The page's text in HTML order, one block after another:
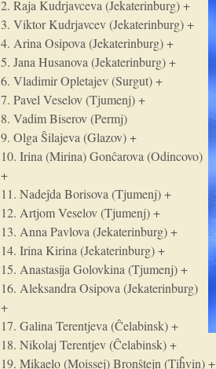
2. Raja Kudrjavceva (Jekaterinburg) +
3. Viktor Kudrjavcev (Jekaterinburg) +
4. Arina Osipova (Jekaterinburg) +
5. Jana Husanova (Jekaterinburg) +
6. Vladimir Opletajev (Surgut) +
7. Pavel Veselov (Tjumenj) +
8. Vadim Biserov (Permj)
9. Olga Ŝilajeva (Glazov) +
10. Irina (Mirina) Gonĉarova (Odincovo)
+
11. Nadeĵda Borisova (Tjumenj) +
12. Artjom Veselov (Tjumenj) +
13. Anna Pavlova (Jekaterinburg) +
14. Irina Kirina (Jekaterinburg) +
15. Anastasija Golovkina (Tjumenj) +
16. Aleksandra Osipova (Jekaterinburg)
+
17. Galina Terentjeva (Ĉelabinsk) +
18. Nikolaj Terentjev (Ĉelabinsk) +
19. Mikaelo (Moissej) Bronŝtejn (Tiĥvin) +